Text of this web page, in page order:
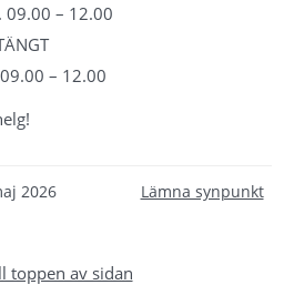
09.00 – 12.00
– 12.00
2026 Lämna synpunkt
toppen av sidan